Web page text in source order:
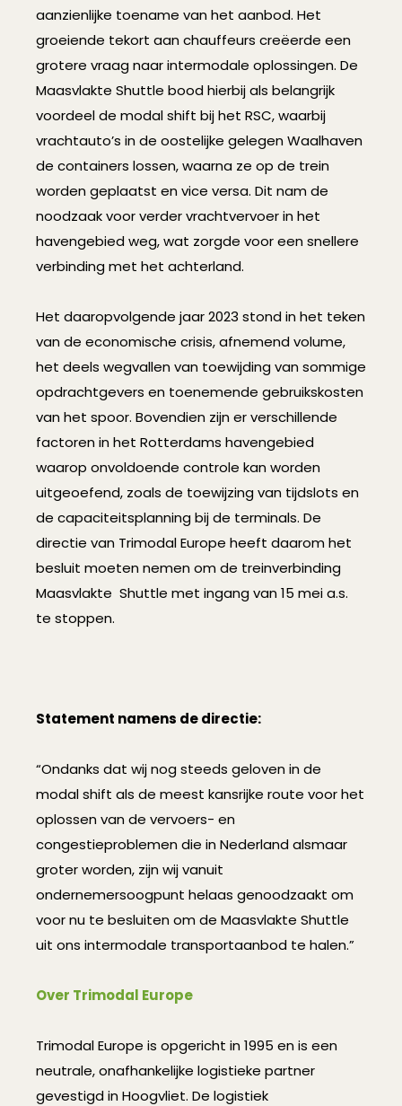
aanzienlijke toename van het aanbod. Het
groeiende tekort aan chauffeurs creëerde een
grotere vraag naar intermodale oplossingen. De
Maasvlakte Shuttle bood hierbij als belangrijk
voordeel de modal shift bij het RSC, waarbij
vrachtauto’s in de oostelijke gelegen Waalhaven
de containers lossen, waarna ze op de trein
worden geplaatst en vice versa. Dit nam de
noodzaak voor verder vrachtvervoer in het
havengebied weg, wat zorgde voor een snellere
verbinding met het achterland.
Het daaropvolgende jaar 2023 stond in het teken
van de economische crisis, afnemend volume,
het deels wegvallen van toewijding van sommige
opdrachtgevers en toenemende gebruikskosten
van het spoor. Bovendien zijn er verschillende
factoren in het Rotterdams havengebied
waarop onvoldoende controle kan worden
uitgeoefend, zoals de toewijzing van tijdslots en
de capaciteitsplanning bij de terminals. De
directie van Trimodal Europe heeft daarom het
besluit moeten nemen om de treinverbinding
Maasvlakte Shuttle met ingang van 15 mei a.s.
te stoppen.
Statement namens de directie:
“Ondanks dat wij nog steeds geloven in de
modal shift als de meest kansrijke route voor het
oplossen van de vervoers- en
congestieproblemen die in Nederland alsmaar
groter worden, zijn wij vanuit
ondernemersoogpunt helaas genoodzaakt om
voor nu te besluiten om de Maasvlakte Shuttle
uit ons intermodale transportaanbod te halen.”
Over Trimodal Europe
Trimodal Europe is opgericht in 1995 en is een
neutrale, onafhankelijke logistieke partner
gevestigd in Hoogvliet. De logistiek